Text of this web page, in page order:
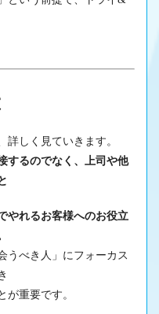
詳しく見ていきます。
するのでなく、上司や他
やれるお客様へのお役立
うべき人」にフォーカス
が重要です。